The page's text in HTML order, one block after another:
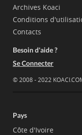
Archives Koaci
Conditions
Contacts
Besoin d'aide ?
Se Connecter
© 2008 - 2022
Pays
Côte d'Ivoire